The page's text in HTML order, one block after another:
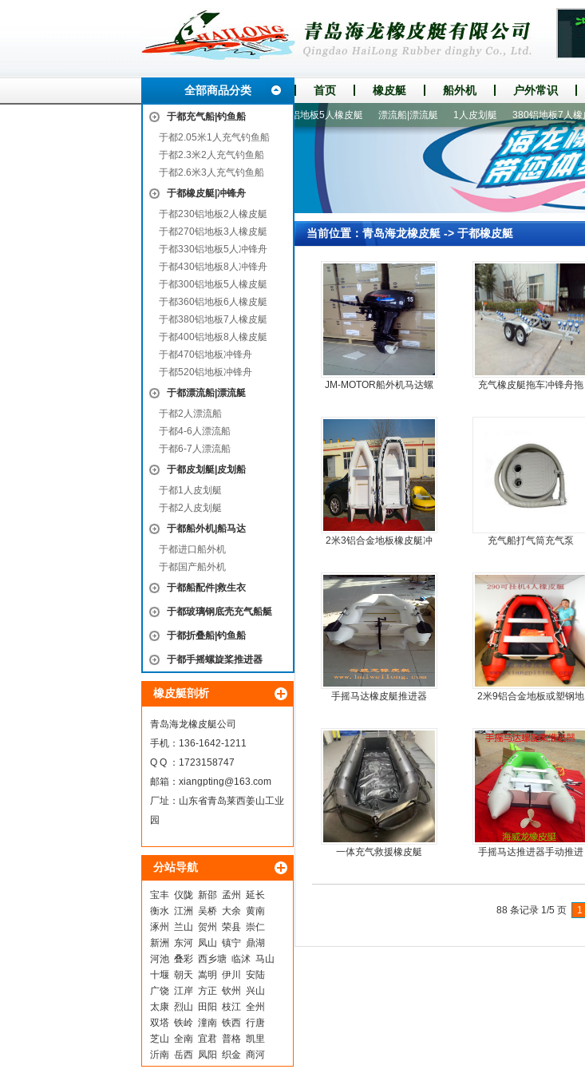
全部商品分类 首页 橡皮艇 船外机 户外常识
于都充气船|钓鱼船
于都2.05米1人充气钓鱼船
于都2.3米2人充气钓鱼船
于都2.6米3人充气钓鱼船
于都橡皮艇|冲锋舟
于都230铝地板2人橡皮艇
于都270铝地板3人橡皮艇
于都330铝地板5人冲锋舟
于都430铝地板8人冲锋舟
于都300铝地板5人橡皮艇
于都360铝地板6人橡皮艇
于都380铝地板7人橡皮艇
于都400铝地板8人橡皮艇
于都470铝地板冲锋舟
于都520铝地板冲锋舟
于都漂流船|漂流艇
于都2人漂流船
于都4-6人漂流船
于都6-7人漂流船
于都皮划艇|皮划船
于都1人皮划艇
于都2人皮划艇
于都船外机|船马达
于都进口船外机
于都国产船外机
于都船配件|救生衣
于都玻璃钢底壳充气船艇
于都折叠船|钓鱼船
于都手摇螺旋桨推进器
橡皮艇剖析
青岛海龙橡皮艇公司
手机：136-1642-1211
Q Q ：1723158747
邮箱： xiangpting@163.com
厂址：山东省青岛莱西姜山工业
园
分站导航
宝丰 仪陇 新邵 孟州 延长
衡水 江洲 吴桥 大余 黄南
涿州
兰山 贺州 荣县 崇仁
新洲
东河 凤山 镇宁 鼎湖
河池 叠彩 西乡塘 临沭 马山
十堰 朝天 嵩明 伊川
安陆
广饶 江岸 方正 钦州 兴山
太康 烈山 田阳 枝江 全州
双塔 铁岭 潼南 铁西 行唐
芝山 全南 宜君 普格 凯里
沂南 岳西 凤阳 织金 商河
2.05米1人充气钓鱼船 300铝地板5人橡皮艇 漂流船|漂流艇 1人皮划艇 380铝地板7人橡皮艇
当前位置： 青岛海龙橡皮艇-> 于都橡皮艇
JM-MOTOR船外机马达螺
充气橡皮艇拖车冲锋舟拖
2米3铝合金地板橡皮艇冲
充气船打气筒充气泵
手摇马达橡皮艇推进器
2米9铝合金地板或塑钢地
舟
一体充气救援橡皮艇
手摇马达推进器手动推进
88 条记录 1/5 页 1